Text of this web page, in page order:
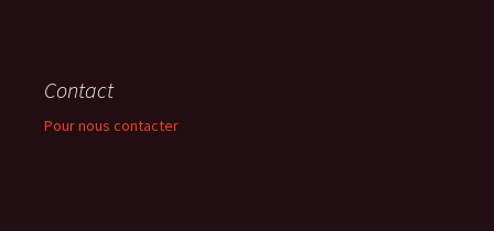
Contact
Pour nous contacter